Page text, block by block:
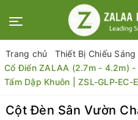
Trang chủ Thiết Bị Chiếu Sáng
Cổ Điển ZALAA (2.7m - 4.2m)
Tấm Dập Khuôn | ZSL-GLP-EC-
Cột Đèn Sân Vườn